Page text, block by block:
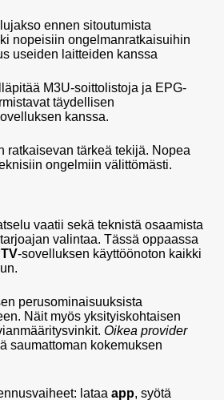
ennen sitoutumista
nopeisiin ongelmanratkaisuihin
useiden laitteiden kanssa
M3U-soittolistoja ja EPG-
täydellisen
kanssa.
ratkaisevan tärkeä tekijä. Nopea
ongelmiin välittömästi.
vaatii sekä teknistä osaamista
valintaa. Tässä oppaassa
-sovelluksen käyttöönoton kaikki
perusominaisuuksista
Näit myös yksityiskohtaisen
Oikea provider
saumattoman kokemuksen
lataa app, syötä